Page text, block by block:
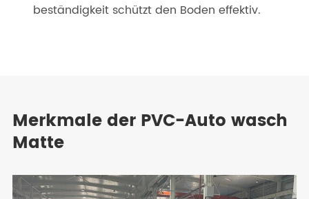
beständigkeit schützt den Boden effektiv.
Merkmale der PVC-Auto wasch
Matte